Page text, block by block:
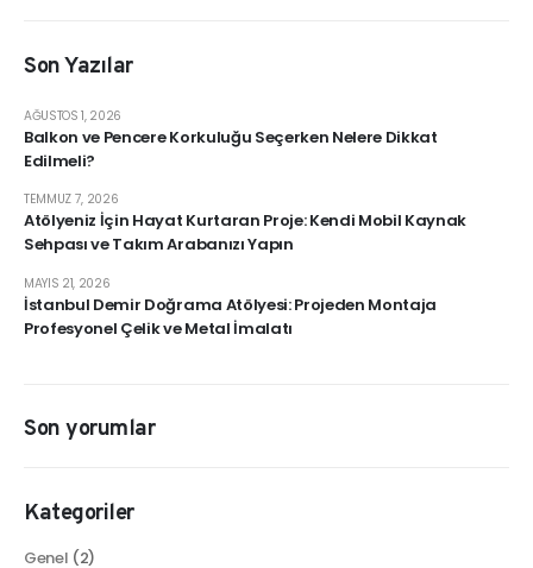
Son Yazılar
Balkon ve Pencere Korkuluğu Seçerken Nelere Dikkat
Edilmeli?
AĞUSTOS 1, 2026
Atölyeniz İçin Hayat Kurtaran Proje: Kendi Mobil Kaynak
Sehpası ve Takım Arabanızı Yapın
TEMMUZ 7, 2026
İstanbul Demir Doğrama Atölyesi: Projeden Montaja
Profesyonel Çelik ve Metal İmalatı
MAYIS 21, 2026
Son yorumlar
Kategoriler
Genel (2)